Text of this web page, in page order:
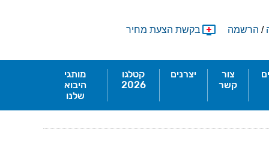
/ הרשמה בקשת הצעת מחיר
צור
קשר
יצרנים
קטלגו
2026
מותגי
היבוא
שלנו